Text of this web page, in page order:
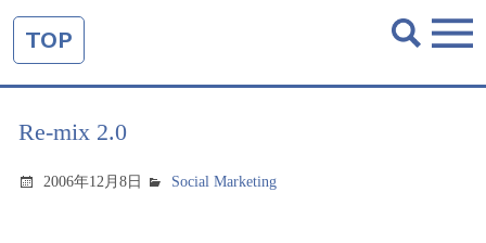
TOP
Re-mix 2.0
2006年12月8日 Social Marketing